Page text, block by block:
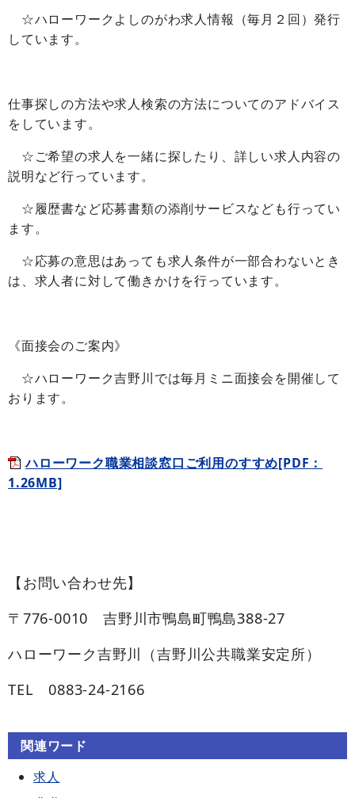
☆ハローワークよしのがわ求人情報（毎月２回）発行
しています。
仕事探しの方法や求人検索の方法についてのアドバイス
をしています。
☆ご希望の求人を一緒に探したり、詳しい求人内容の
説明など行っています。
☆履歴書など応募書類の添削サービスなども行ってい
ます。
☆応募の意思はあっても求人条件が一部合わないとき
は、求人者に対して働きかけを行っています。
《面接会のご案内》
☆ハローワーク吉野川では毎月ミニ面接会を開催して
おります。
ハローワーク職業相談窓口ご利用のすすめ[PDF：
1.26MB]
【お問い合わせ先】
〒776-0010 吉野川市鴨島町鴨島388-27
ハローワーク吉野川（吉野川公共職業安定所）
TEL 0883-24-2166
関連ワード
求人